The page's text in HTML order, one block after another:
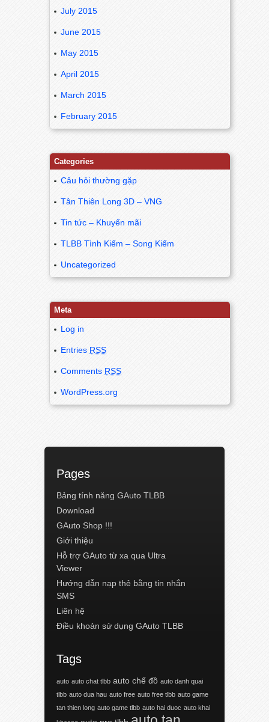
July 2015
June 2015
May 2015
April 2015
March 2015
February 2015
Categories
Câu hỏi thường gặp
Tân Thiên Long 3D – VNG
Tin tức – Khuyến mãi
TLBB Tình Kiếm – Song Kiếm
Uncategorized
Meta
Log in
Entries RSS
Comments RSS
WordPress.org
Pages
Bảng tính năng GAuto TLBB
Download
GAuto Shop !!!
Giới thiệu
Hỗ trợ GAuto từ xa qua Ultra
Viewer
Hướng dẫn nạp thẻ bằng tin nhắn
SMS
Liên hệ
Điều khoản sử dụng GAuto TLBB
Tags
auto auto chat tlbb auto chế đồ auto danh quai
tlbb auto dua hau auto free auto free tlbb auto game
tan thien long auto game tlbb auto hai duoc auto khai